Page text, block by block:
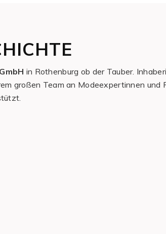
in Rothenburg ob der Tauber.
großen Team an Modeexpertinnen und